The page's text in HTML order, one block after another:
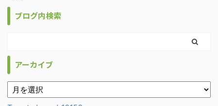
ブログ内検索
アーカイブ